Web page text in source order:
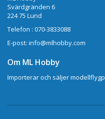
Svärdgränden 6
224 75 Lund
Telefon : 070-3833088
E-post: info@mlhobby.com
Om ML Hobby
Importerar och säljer